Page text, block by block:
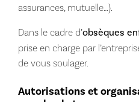
assurances, mutuelle…).
Dans le cadre d’obsèques
prise en charge par
de vous soulager.
Autorisations et